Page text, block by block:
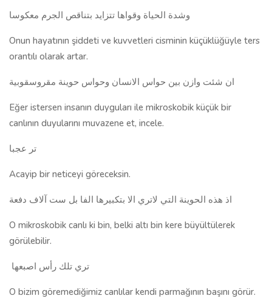
وشدة الحياة وقواها تتزايد بتناقص الجرم معكوسا
Onun hayatının şiddeti ve kuvvetleri cisminin küçüklüğüyle ters
orantılı olarak artar.
ان شئت وازن بين حواس الانسان وحواس حوينة مقروسقوبية
Eğer istersen insanın duyguları ile mikroskobik küçük bir
canlının duyularını muvazene et, incele.
تر عجبا
Acayip bir neticeyi göreceksin.
اذ هذه الحوينة التي لاتري الا بتكبيرها الفا بل ست آلاف دفعة
O mikroskobik canlı ki bin, belki altı bin kere büyültülerek
görülebilir.
تري تلك رأس اصبعها
O bizim göremediğimiz canlılar kendi parmağının başını görür.